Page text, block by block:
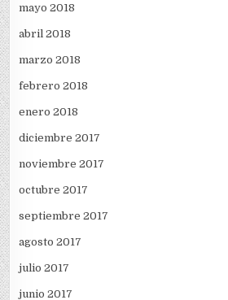
mayo 2018
abril 2018
marzo 2018
febrero 2018
enero 2018
diciembre 2017
noviembre 2017
octubre 2017
septiembre 2017
agosto 2017
julio 2017
junio 2017